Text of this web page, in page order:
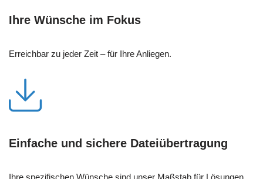
Ihre Wünsche im Fokus
Erreichbar zu jeder Zeit – für Ihre Anliegen.
Einfache und sichere Dateiübertragung
Ihre spezifischen Wünsche sind unser Maßstab für Lösungen.